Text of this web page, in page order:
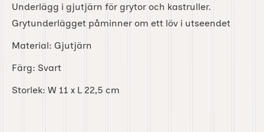
Underlägg i gjutjärn för grytor och kastruller.
Grytunderlägget påminner om ett löv i utseendet
Material: Gjutjärn
Färg: Svart
Storlek: W 11 x L 22,5 cm